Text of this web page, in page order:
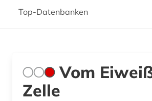
Top-Datenbanken
Vom
Zelle